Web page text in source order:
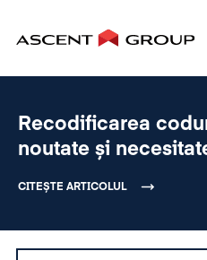
Recodificarea
noutate și
CITEȘTE ARTICOLUL